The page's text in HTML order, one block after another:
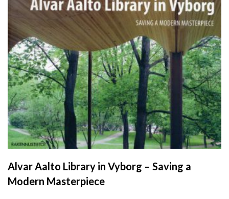
Alvar Aalto Library in Vyborg – Saving a
Modern Masterpiece